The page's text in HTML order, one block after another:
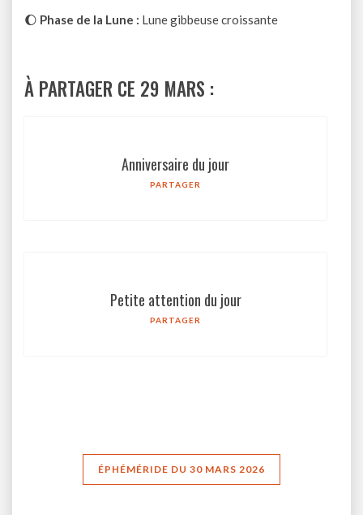
🌔 Phase de la Lune : Lune gibbeuse croissante
À PARTAGER CE 29 MARS :
Anniversaire du jour
PARTAGER
Petite attention du jour
PARTAGER
ÉPHÉMÉRIDE DU 30 MARS 2026